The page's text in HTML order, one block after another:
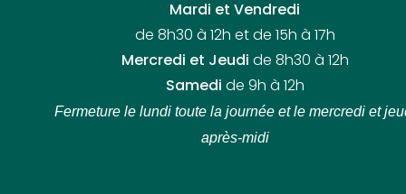
Mardi et Vendredi
de 8h30 à 12h et de 15h à 17h
Mercredi et Jeudi de 8h30 à 12h
Samedi de 9h à 12h
Fermeture le lundi toute la journée et le mercredi et
après-midi